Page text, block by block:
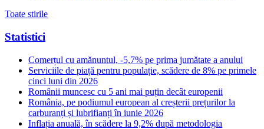
Toate stirile
Statistici
Comerțul cu amănuntul, -5,7% pe prima jumătate a anului
Serviciile de piață pentru populație, scădere de 8% pe primele
cinci luni din 2026
Românii muncesc cu 5 ani mai puțin decât europenii
România, pe podiumul european al creșterii prețurilor la
carburanți și lubrifianți în iunie 2026
Inflația anuală, în scădere la 9,2% după metodologia